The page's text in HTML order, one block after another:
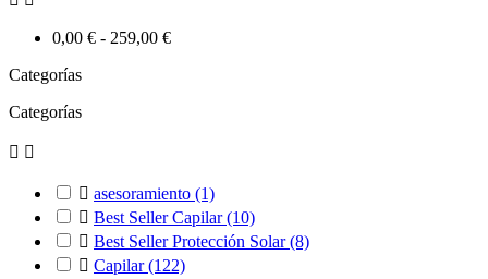
0,00 € - 259,00 €
Categorías
Categorías
 
 asesoramiento (1)
 Best Seller Capilar(10)
 Best Seller Protección Solar(8)
 Capilar(122)